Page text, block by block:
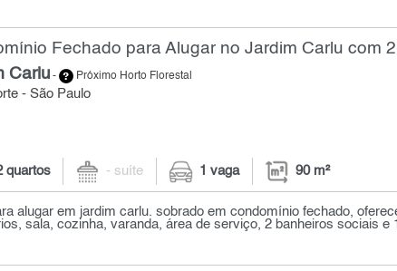
Fechado para Alugar no Jardim Carlu com
Carlu - Próximo Horto Florestal
- São Paulo
quartos - suíte 1 vaga 90 m²
alugar em jardim carlu. sobrado em condomínio fechado,
sala, cozinha, varanda, área de serviço, 2 banheiros sociais e